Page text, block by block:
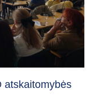
atskaitomybės